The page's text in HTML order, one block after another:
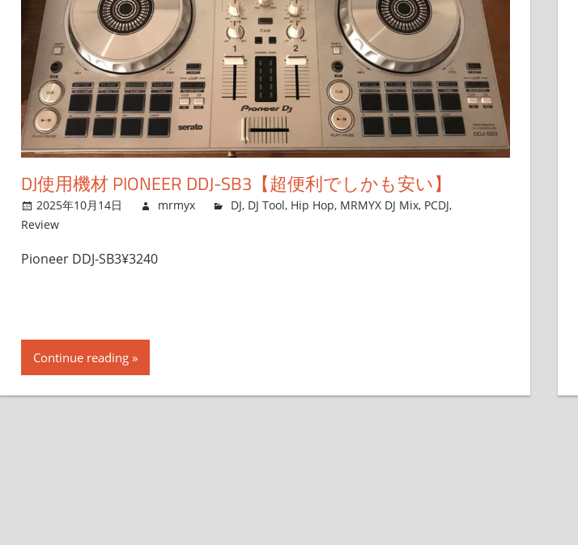
DJ使用機材 PIONEER DDJ-SB3【超便利でしかも安い】
2025年10月14日 mrmyx DJ, DJ Tool, Hip Hop, MRMYX DJ Mix, PCDJ,
Review
Pioneer DDJ-SB3¥3240
Continue reading